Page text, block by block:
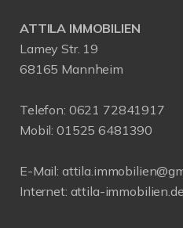
ATTILA IMMOBILIEN
Lamey Str. 19
68165 Mannheim
Telefon: 0621 72841917
Mobil: 01525 6481390
E-Mail:
Internet: attila-immobilien.de